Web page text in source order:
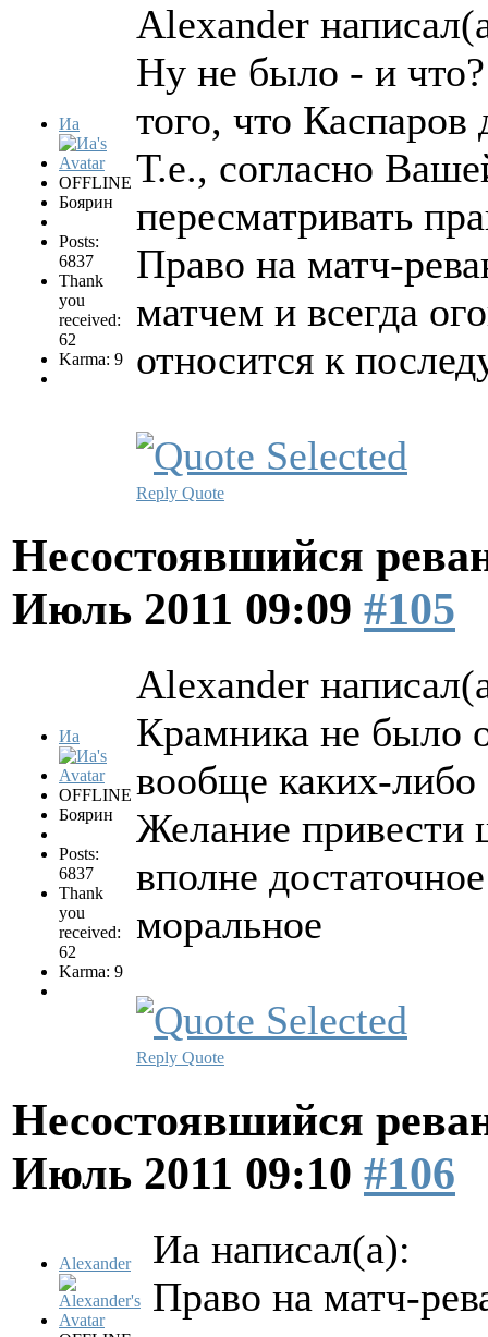
Иа
OFFLINE
Боярин
Posts:
6837
Thank
you
received:
62
Karma: 9
Alexander
Ну не было - и
того, что
Т.е., согласно
пересматривать
Право на матч-
матчем и всегда
относится к
Reply Quote
Несостоявшийся
Июль 2011 09:09 #105
Иа
OFFLINE
Боярин
Posts:
6837
Thank
you
received:
62
Karma: 9
Alexander
Крамника не было
вообще каких-либо
Желание привести
вполне
моральное
Reply Quote
Несостоявшийся
Июль 2011 09:10 #106
Alexander
Иа написал(а):
Право на матч-